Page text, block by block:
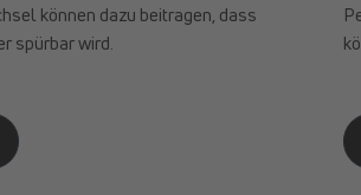
können dazu beitragen, dass
spürbar wird.